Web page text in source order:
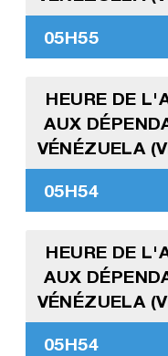
05H55
HEURE DE
AUX
VÉNÉZUELA
05H54
HEURE DE
AUX
VÉNÉZUELA
05H54